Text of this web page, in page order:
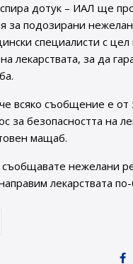
дотук – ИАЛ ще
за подозирани
специалисти с цел
лекарствата, за да
всяко съобщение е от
за безопасността на
мащаб.
нежелани
лекарствата
Актуална информация